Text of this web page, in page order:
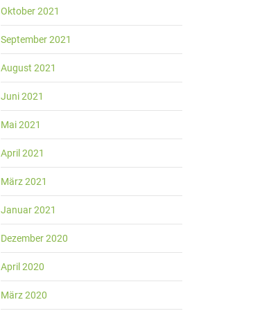
Oktober 2021
September 2021
August 2021
Juni 2021
Mai 2021
April 2021
März 2021
Januar 2021
Dezember 2020
April 2020
März 2020